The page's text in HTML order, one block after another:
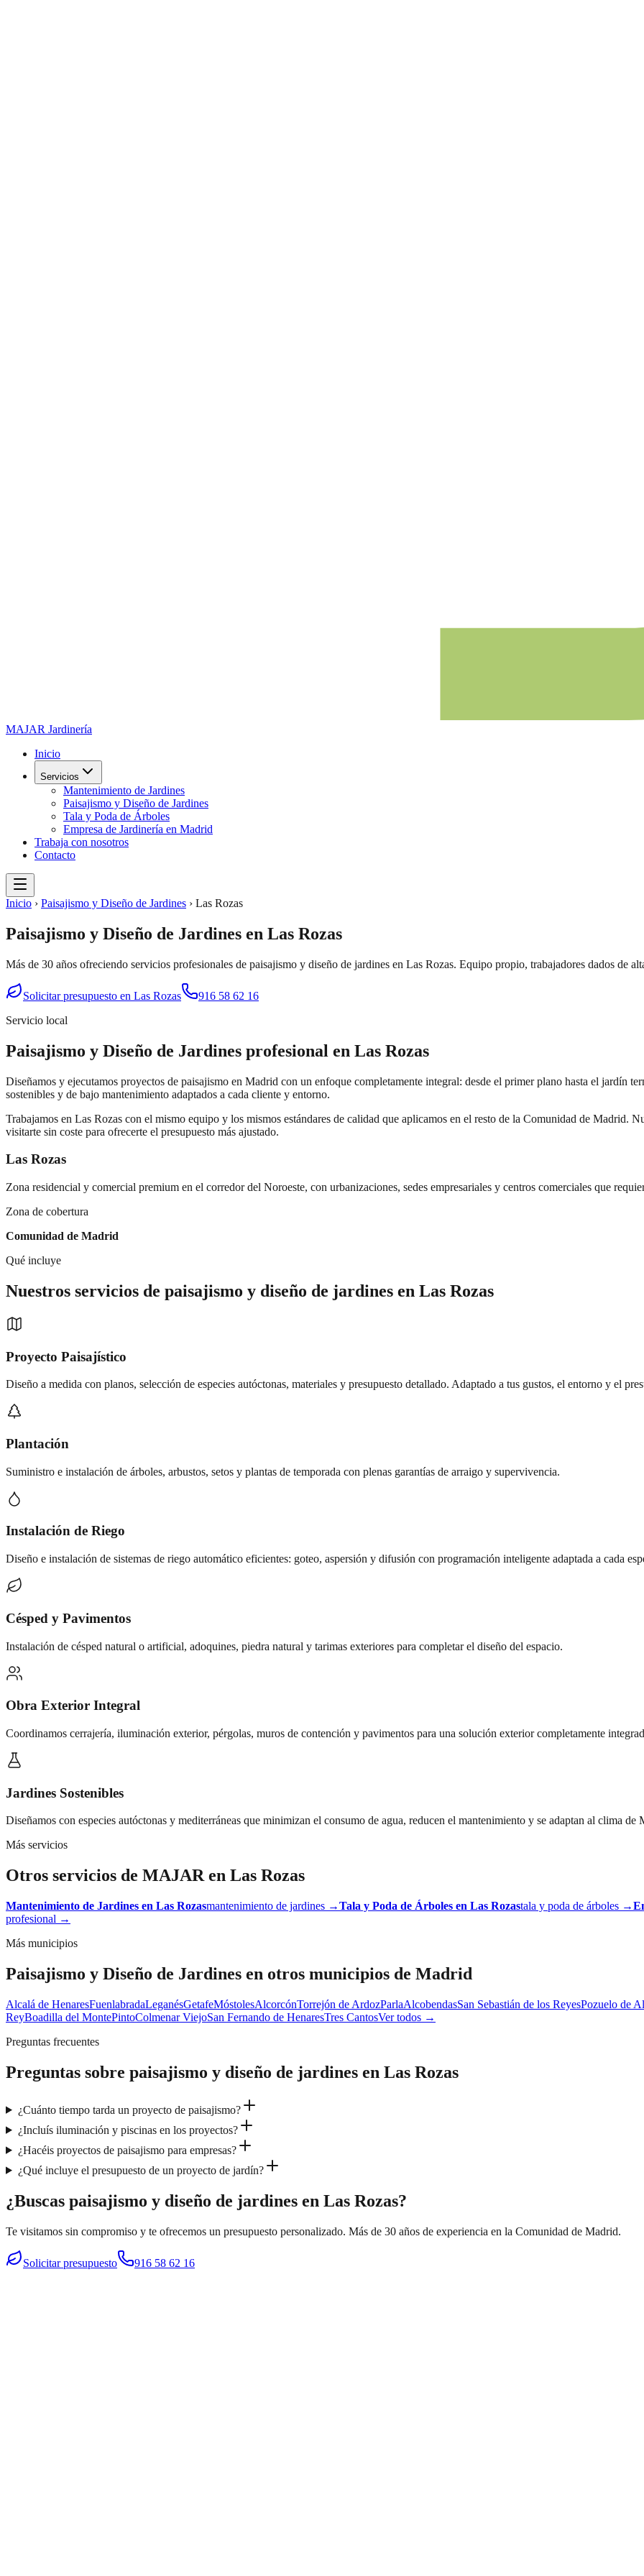
MAJAR Jardinería
Inicio
Servicios
Mantenimiento de Jardines
Paisajismo y Diseño de Jardines
Tala y Poda de Árboles
Empresa de Jardinería en Madrid
Trabaja con nosotros
Contacto
Inicio › Paisajismo y Diseño de Jardines › Las Rozas
Paisajismo y Diseño de Jardines en Las Rozas
Más de 30 años ofreciendo servicios profesionales de paisajismo y diseño de jardines en Las Rozas. Equipo propio, trabajadores dados de
Solicitar presupuesto en Las Rozas
916 58 62 16
Servicio local
Paisajismo y Diseño de Jardines profesional en Las Rozas
Diseñamos y ejecutamos proyectos de paisajismo en Madrid con un enfoque completamente integral: desde el primer plano hasta el jardín
sostenibles y de bajo mantenimiento adaptados a cada cliente y entorno.
Trabajamos en Las Rozas con el mismo equipo y los mismos estándares de calidad que aplicamos en el resto de la Comunidad de Madrid.
visitarte sin coste para ofrecerte el presupuesto más ajustado.
Las Rozas
Zona residencial y comercial premium en el corredor del Noroeste, con urbanizaciones, sedes empresariales y centros comerciales que
Zona de cobertura
Comunidad de Madrid
Qué incluye
Nuestros servicios de paisajismo y diseño de jardines en Las Rozas
Proyecto Paisajístico
Diseño a medida con planos, selección de especies autóctonas, materiales y presupuesto detallado. Adaptado a tus gustos, el entorno y el
Plantación
Suministro e instalación de árboles, arbustos, setos y plantas de temporada con plenas garantías de arraigo y supervivencia.
Instalación de Riego
Diseño e instalación de sistemas de riego automático eficientes: goteo, aspersión y difusión con programación inteligente adaptada a cada
Césped y Pavimentos
Instalación de césped natural o artificial, adoquines, piedra natural y tarimas exteriores para completar el diseño del espacio.
Obra Exterior Integral
Coordinamos cerrajería, iluminación exterior, pérgolas, muros de contención y pavimentos para una solución exterior completamente
Jardines Sostenibles
Diseñamos con especies autóctonas y mediterráneas que minimizan el consumo de agua, reducen el mantenimiento y se adaptan al clima de
Más servicios
Otros servicios de MAJAR en Las Rozas
Mantenimiento de Jardines en Las Rozasmantenimiento de jardines →Tala y Poda de Árboles en Las Rozastala y poda de árboles →
profesional →
Más municipios
Paisajismo y Diseño de Jardines en otros municipios de Madrid
Alcalá de HenaresFuenlabradaLeganésGetafeMóstolesAlcorcónTorrejón de ArdozParlaAlcobendasSan Sebastián de los ReyesPozuelo de
ReyBoadilla del MontePintoColmenar ViejoSan Fernando de HenaresTres CantosVer todos →
Preguntas frecuentes
Preguntas sobre paisajismo y diseño de jardines en Las Rozas
¿Cuánto tiempo tarda un proyecto de paisajismo?
¿Incluís iluminación y piscinas en los proyectos?
¿Hacéis proyectos de paisajismo para empresas?
¿Qué incluye el presupuesto de un proyecto de jardín?
¿Buscas paisajismo y diseño de jardines en Las Rozas?
Te visitamos sin compromiso y te ofrecemos un presupuesto personalizado. Más de 30 años de experiencia en la Comunidad de Madrid.
Solicitar presupuesto 916 58 62 16